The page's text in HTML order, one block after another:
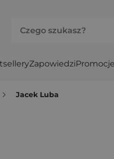
ZapowiedziPromocje
Jacek Luba